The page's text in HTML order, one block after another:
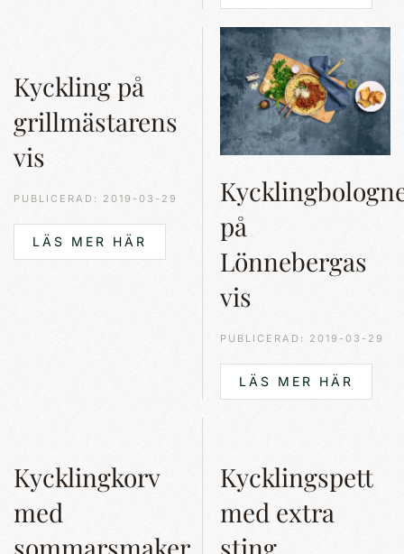
Kyckling på
grillmästarens
vis
PUBLICERAD: 2019-03-29
LÄS MER HÄR
på
Lönnebergas
vis
PUBLICERAD: 2019-03-29
LÄS MER HÄR
Kycklingkorv
med
sommarsmaker
Kycklingspett
med extra
sting